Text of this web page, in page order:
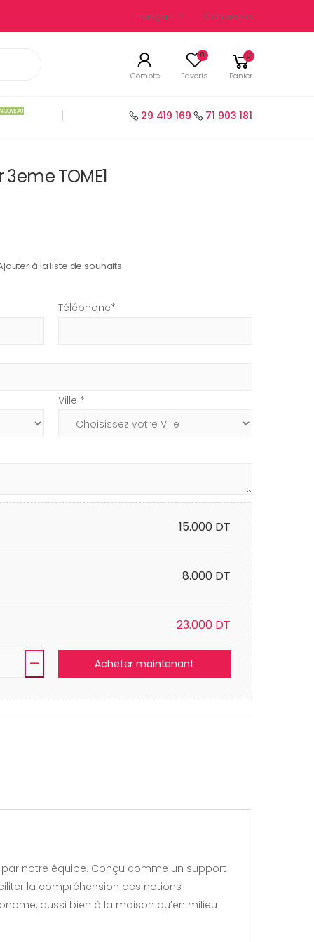
Français Connexion
Compte
0
Favoris
0
Panier
NOUVEAU 29 419 169 71 903 181
TOME1
à la liste de souhaits
Téléphone*
Ville *
15.000 DT
8.000 DT
23.000 DT
Acheter maintenant
par notre équipe. Conçu comme un support
la compréhension des notions
aussi bien à la maison qu’en milieu